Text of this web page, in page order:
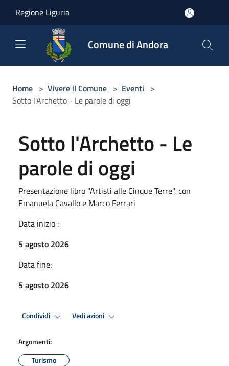
Regione Liguria
Comune di Andora
Home > Vivere il Comune > Eventi >
Sotto l'Archetto - Le parole di oggi
Sotto l'Archetto - Le
parole di oggi
Presentazione libro "Artisti alle Cinque Terre", con
Emanuela Cavallo e Marco Ferrari
Data inizio :
5 agosto 2026
Data fine:
5 agosto 2026
Condividi Vedi azioni
Argomenti:
Turismo